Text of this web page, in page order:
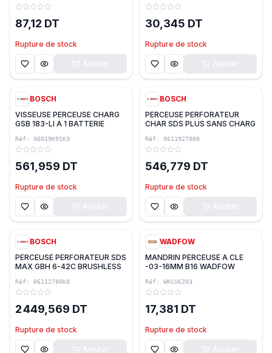
87,12 DT
Rupture de stock
30,345 DT
Rupture de stock
BOSCH
VISSEUSE PERCEUSE CHARG
GSB 183-LI A 1 BATTERIE
21/56/60-Nm AVEC COFRET
BOSCH
Réf: 06019K91K3
561,959 DT
Rupture de stock
BOSCH
PERCEUSE PERFORATEUR
CHAR SDS PLUS SANS CHARG
BOSCH
Réf: 0611927000
546,779 DT
Rupture de stock
BOSCH
PERCEUSE PERFORATEUR SDS
MAX GBH 6-42C BRUSHLESS
BOSCH
Réf: 06112780K0
2 449,569 DT
Rupture de stock
WADFOW
MANDRIN PERCEUSE A CLE
-03-16MM B16 WADFOW
Réf: WKCU6203
17,381 DT
Rupture de stock